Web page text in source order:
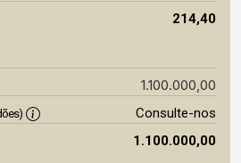
214,40
1.100.000,00
Consulte-nos
1.100.000,00